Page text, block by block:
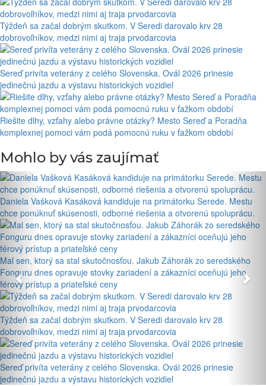
Týždeň sa začal dobrým skutkom. V Seredi darovalo krv 28
dobrovoľníkov, medzi nimi aj traja prvodarcovia
Sereď privíta veterány z celého Slovenska. Ovál 2026 prinesie
jedinečnú jazdu a výstavu historických vozidiel
Riešite dlhy, vzťahy alebo právne otázky? Mesto Sereď a Poradňa
komplexnej pomoci vám podá pomocnú ruku v ťažkom období
Mohlo by vás zaujímať
Daniela Vašková Kasáková kandiduje na primátorku Serede. Mestu
chce ponúknuť skúsenosti, odborné riešenia a otvorenú spoluprácu.
Mal sen, ktorý sa stal skutočnosťou. Jakub Záhorák zo seredského
Fonguru dnes opravuje stovky zariadení a zákazníci oceňujú jeho
férový prístup a priateľské ceny
Týždeň sa začal dobrým skutkom. V Seredi darovalo krv 28
dobrovoľníkov, medzi nimi aj traja prvodarcovia
Sereď privíta veterány z celého Slovenska. Ovál 2026 prinesie
jedinečnú jazdu a výstavu historických vozidiel